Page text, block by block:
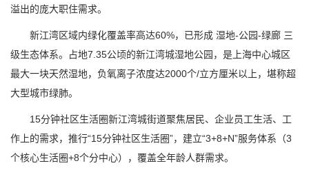
溢出的庞大职住需求。
新江湾区域内绿化覆盖率高达60%，已形成 湿地-公园-绿廊 三
级生态体系。占地7.35公顷的新江湾城湿地公园，是上海中心城区
最大一块天然湿地，负氧离子浓度达2000个/立方厘米以上，堪称超
大型城市绿肺。
15分钟社区生活圈新江湾城街道聚焦居民、企业员工生活、工
作上的需求，推行“15分钟社区生活圈”，建立“3+8+N”服务体系（3
个核心生活圈+8个分中心），覆盖全年龄人群需求。